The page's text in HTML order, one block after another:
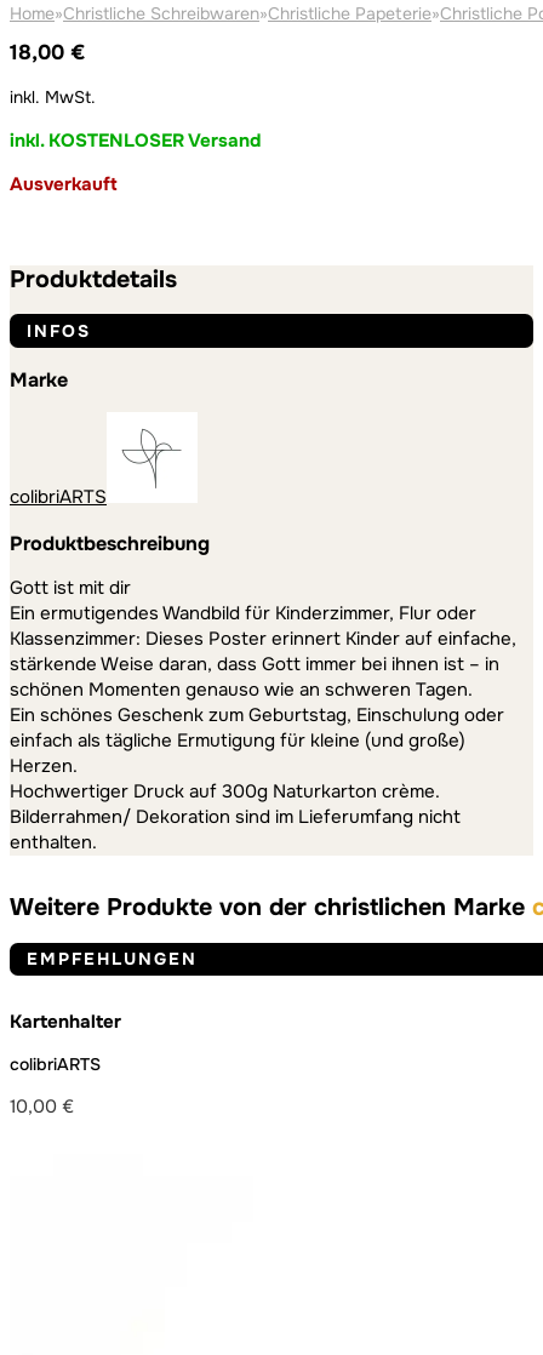
Home»Christliche Schreibwaren»Christliche Papeterie»Christliche
18,00 €
inkl. MwSt.
inkl. KOSTENLOSER Versand
Ausverkauft
Produktdetails
INFOS
Marke
colibriARTS
Produktbeschreibung
Gott ist mit dir
Ein ermutigendes Wandbild für Kinderzimmer, Flur oder
Klassenzimmer: Dieses Poster erinnert Kinder auf einfache,
stärkende Weise daran, dass Gott immer bei ihnen ist – in
schönen Momenten genauso wie an schweren Tagen.
Ein schönes Geschenk zum Geburtstag, Einschulung oder
einfach als tägliche Ermutigung für kleine (und große)
Herzen.
Hochwertiger Druck auf 300g Naturkarton crème.
Bilderrahmen/ Dekoration sind im Lieferumfang nicht
enthalten.
Weitere Produkte von der christlichen Marke
EMPFEHLUNGEN
Kartenhalter
colibriARTS
10,00 €